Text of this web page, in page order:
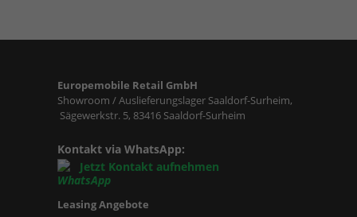
Europemobile Retail GmbH
Showroom / Auslieferungslager Saaldorf-Surheim,
Sägewerkstr. 5, 83416 Saaldorf-Surheim
Kontakt via WhatsApp:
Jetzt Kontakt aufnehmen
Leasing Angebote